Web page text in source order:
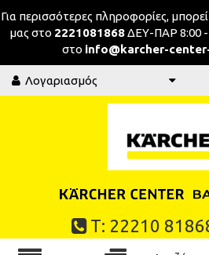
Για περισσότερες πληροφορίες,
μας στο 2221081868ΔΕΥ-ΠΑΡ 8:00 -
στο info@karcher-
Λογαριασμός
Τ: 22210